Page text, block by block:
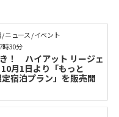
ニュース / イベント
！ ハイアット リージェ
月1日より「もっと
宿泊プラン」を販売開
時30分